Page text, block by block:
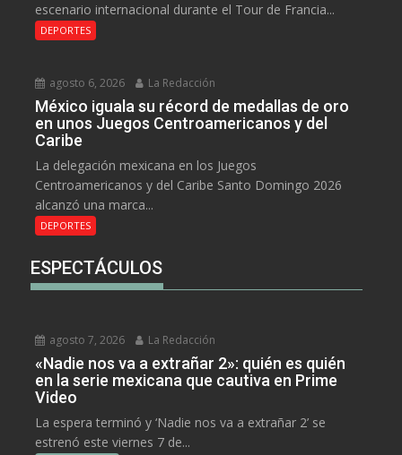
escenario internacional durante el Tour de Francia...
DEPORTES
agosto 6, 2026 La Redacción
México iguala su récord de medallas de oro
en unos Juegos Centroamericanos y del
Caribe
La delegación mexicana en los Juegos
Centroamericanos y del Caribe Santo Domingo 2026
alcanzó una marca...
DEPORTES
ESPECTÁCULOS
agosto 7, 2026 La Redacción
«Nadie nos va a extrañar 2»: quién es quién
en la serie mexicana que cautiva en Prime
Video
La espera terminó y ‘Nadie nos va a extrañar 2’ se
estrenó este viernes 7 de...